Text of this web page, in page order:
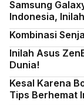
Samsung
Indonesia,
Kombinasi
Inilah Asus
Dunia!
Kesal Karena
Tips Berhemat